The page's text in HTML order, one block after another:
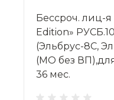
Бессроч. лиц-я
Edition»
(Эльбрус-8С,
(МО без
36 мес.